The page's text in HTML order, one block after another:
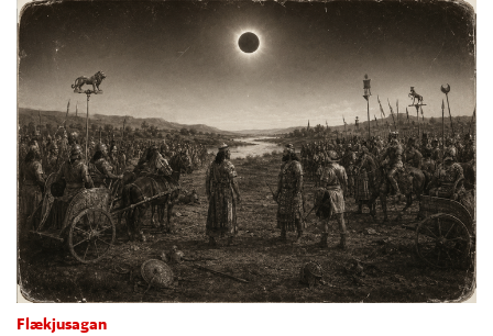
kerfi, en sveigj­an­leiki til lausna er um­tals­verð­ur.
Flækjusagan